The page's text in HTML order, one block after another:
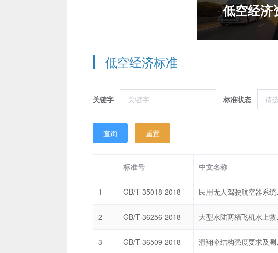
低空经济
低空经济标准
关键字 标准状态
查询 重置
标准号 中文名称
1 GB/T 35018-2018 民
2 GB/T 36256-2018 大
3 GB/T 36509-2018 滑